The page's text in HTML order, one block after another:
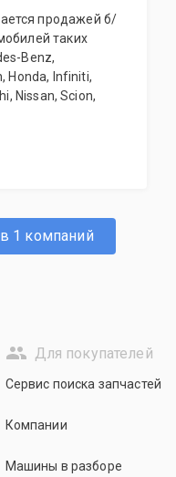
продажей б/
таких
Benz,
Honda, Infiniti,
Nissan, Scion,
1 компаний
Для покупателей
Сервис поиска запчастей
Компании
Машины в разборе